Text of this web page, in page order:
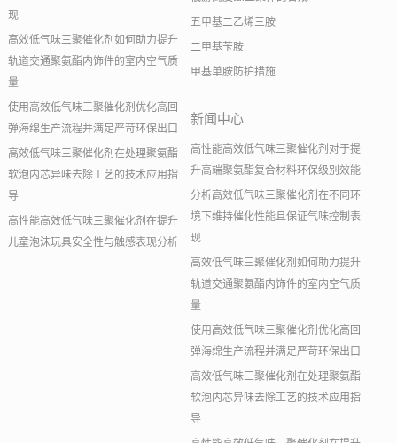
现
高效低气味三聚催化剂如何助力提升
轨道交通聚氨酯内饰件的室内空气质
量
使用高效低气味三聚催化剂优化高回
弹海绵生产流程并满足严苛环保出口
高效低气味三聚催化剂在处理聚氨酯
软泡内芯异味去除工艺的技术应用指
导
高性能高效低气味三聚催化剂在提升
儿童泡沫玩具安全性与触感表现分析
五甲基二乙烯三胺
二甲基苄胺
甲基单胺防护措施
新闻中心
高性能高效低气味三聚催化剂对于提
升高端聚氨酯复合材料环保级别效能
分析高效低气味三聚催化剂在不同环
境下维持催化性能且保证气味控制表
现
高效低气味三聚催化剂如何助力提升
轨道交通聚氨酯内饰件的室内空气质
量
使用高效低气味三聚催化剂优化高回
弹海绵生产流程并满足严苛环保出口
高效低气味三聚催化剂在处理聚氨酯
软泡内芯异味去除工艺的技术应用指
导